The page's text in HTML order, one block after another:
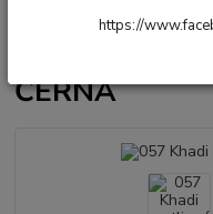
057 Khadi
ČERNÁ
https://